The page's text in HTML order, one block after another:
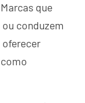
que
conduzem